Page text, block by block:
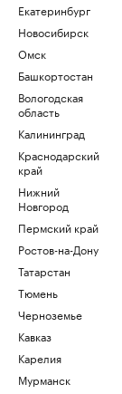
Екатеринбург
Новосибирск
Омск
Башкортостан
Вологодская
область
Калининград
Краснодарский
край
Нижний
Новгород
Пермский край
Ростов-на-Дону
Татарстан
Тюмень
Черноземье
Кавказ
Карелия
Мурманск